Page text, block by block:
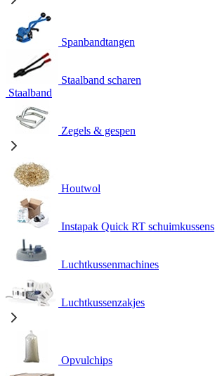
Spanbandtangen
Staalband scharen
Staalband
Zegels & gespen
Houtwol
Instapak Quick RT schuimkussens
Luchtkussenmachines
Luchtkussenzakjes
Opvulchips